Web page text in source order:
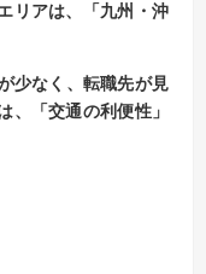
リアは、「九州・沖
少なく、転職先が見
、「交通の利便性」